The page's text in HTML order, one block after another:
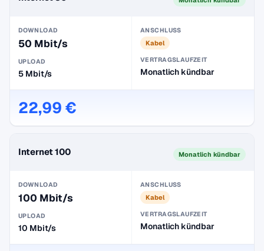
DOWNLOAD
50 Mbit/s
UPLOAD
5 Mbit/s
ANSCHLUSS
Kabel
VERTRAGSLAUFZEIT
Monatlich kündbar
22,99 €
Internet 100 Monatlich kündbar
DOWNLOAD
100 Mbit/s
UPLOAD
10 Mbit/s
ANSCHLUSS
Kabel
VERTRAGSLAUFZEIT
Monatlich kündbar